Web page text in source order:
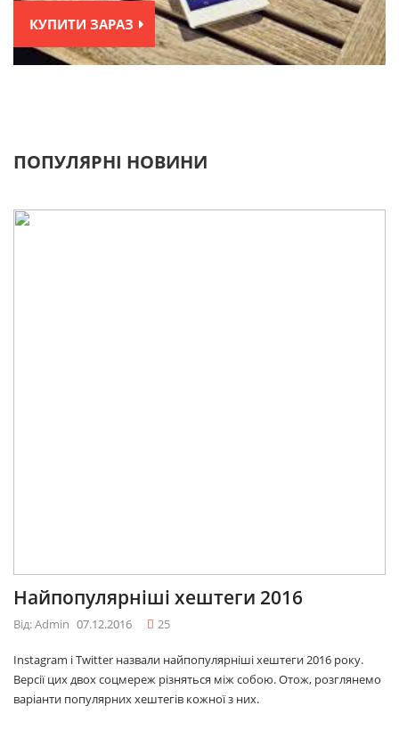
КУПИТИ ЗАРАЗ
ПОПУЛЯРНІ НОВИНИ
Найпопулярніші хештеги 2016
Від: Admin 07.12.2016 25
Instagram і Twitter назвали найпопулярніші хештеги 2016 року.
Версії цих двох соцмереж різняться між собою. Отож, розглянемо
варіанти популярних хештегів кожної з них.